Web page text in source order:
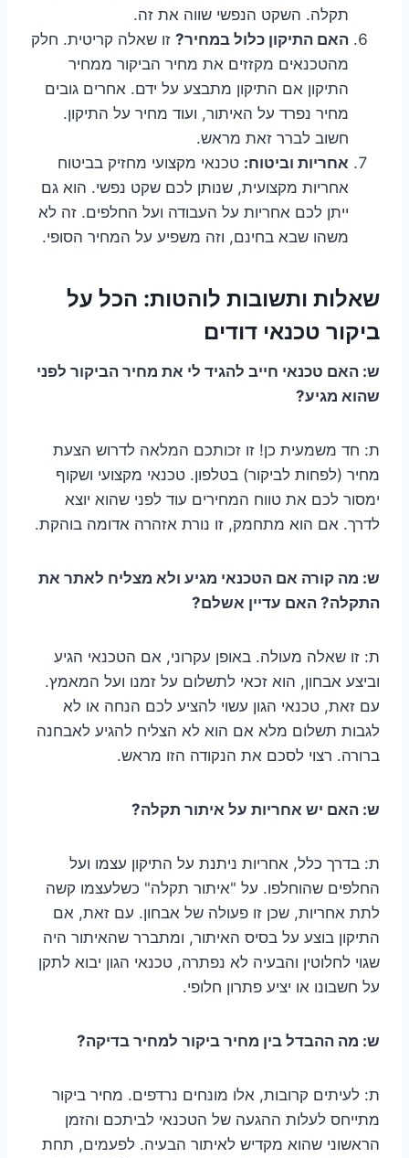
תקלה. השקט הנפשי שווה את זה.
האם התיקון כלול במחיר? זו שאלה קריטית. חלק
מהטכנאים מקזזים את מחיר הביקור ממחיר
התיקון אם התיקון מתבצע על ידם. אחרים גובים
מחיר נפרד על האיתור, ועוד מחיר על התיקון.
חשוב לברר זאת מראש.
אחריות וביטוח: טכנאי מקצועי מחזיק בביטוח
אחריות מקצועית, שנותן לכם שקט נפשי. הוא גם
ייתן לכם אחריות על העבודה ועל החלפים. זה לא
משהו שבא בחינם, וזה משפיע על המחיר הסופי.
שאלות ותשובות לוהטות: הכל על
ביקור טכנאי דודים
ש: האם טכנאי חייב להגיד לי את מחיר הביקור לפני
שהוא מגיע?
ת: חד משמעית כן! זו זכותכם המלאה לדרוש הצעת
מחיר (לפחות לביקור) בטלפון. טכנאי מקצועי ושקוף
ימסור לכם את טווח המחירים עוד לפני שהוא יוצא
לדרך. אם הוא מתחמק, זו נורת אזהרה אדומה בוהקת.
ש: מה קורה אם הטכנאי מגיע ולא מצליח לאתר את
התקלה? האם עדיין אשלם?
ת: זו שאלה מעולה. באופן עקרוני, אם הטכנאי הגיע
וביצע אבחון, הוא זכאי לתשלום על זמנו ועל המאמץ.
עם זאת, טכנאי הגון עשוי להציע לכם הנחה או לא
לגבות תשלום מלא אם הוא לא הצליח להגיע לאבחנה
ברורה. רצוי לסכם את הנקודה הזו מראש.
ש: האם יש אחריות על איתור תקלה?
ת: בדרך כלל, אחריות ניתנת על התיקון עצמו ועל
החלפים שהוחלפו. על "איתור תקלה" כשלעצמו קשה
לתת אחריות, שכן זו פעולה של אבחון. עם זאת, אם
התיקון בוצע על בסיס האיתור, ומתברר שהאיתור היה
שגוי לחלוטין והבעיה לא נפתרה, טכנאי הגון יבוא לתקן
על חשבונו או יציע פתרון חלופי.
ש: מה ההבדל בין מחיר ביקור למחיר בדיקה?
ת: לעיתים קרובות, אלו מונחים נרדפים. מחיר ביקור
מתייחס לעלות ההגעה של הטכנאי לביתכם והזמן
הראשוני שהוא מקדיש לאיתור הבעיה. לפעמים, תחת